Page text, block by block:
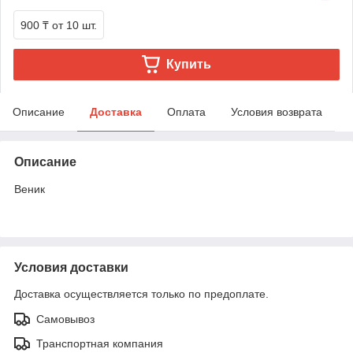
900 ₸ от 10 шт.
Купить
Описание Доставка Оплата Условия возврата
Описание
Веник
Условия доставки
Доставка осуществляется только по предоплате.
Самовывоз
Транспортная компания